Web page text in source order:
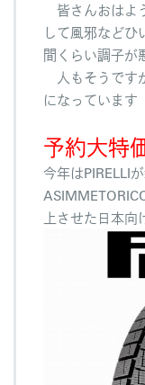
皆さんおはよ
して風邪などひ
間くらい調子が
人もそうです
になっています
予約大特
今年はPIRELLI
上させた日本向